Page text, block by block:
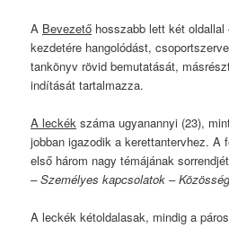
A Bevezető hosszabb lett két
kezdetére hangolódást,
tankönyv rövid bemutatását,
indítását tartalmazza.
A leckék száma ugyanannyi (23),
jobban igazodik a kerettantervhez. A
első három nagy témájának
– Személyes kapcsolatok –
A leckék kétoldalasak, mindig a